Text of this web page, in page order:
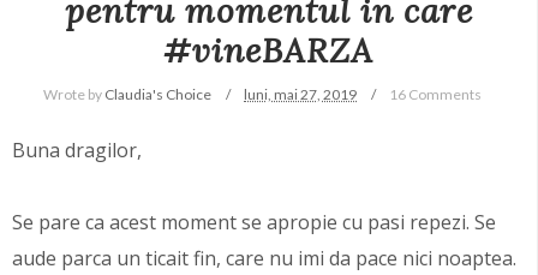
pentru momentul in care
#vineBARZA
Wrote by Claudia's Choice luni, mai 27, 2019 16 Comments
Buna dragilor,
Se pare ca acest moment se apropie cu pasi repezi. Se
aude parca un ticait fin, care nu imi da pace nici noaptea.